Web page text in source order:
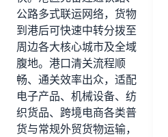
公路多式联运网络，货物
到港后可快速中转分拨至
周边各大核心城市及全域
腹地。港口清关流程顺
畅、通关效率出众，适配
电子产品、机械设备、纺
织货品、跨境电商各类普
货与常规外贸货物运输，